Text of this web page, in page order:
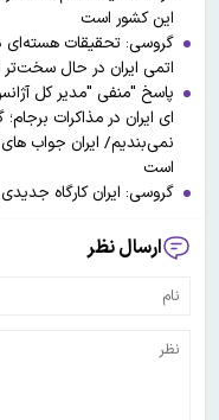
این کشور است
گروسی: تحقیقات هسته‌ای
اتمی ایران در حال
پاسخ "منفی "مدیر کل
ای ایران در مذاکرات
نمی‌بندیم/ ایران جواب های
است
گروسی: ایران کارگاه
ارسال نظر